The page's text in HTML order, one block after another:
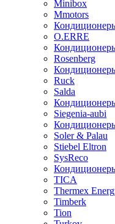
Minibox
Mmotors
O.ERRE
Rosenberg
Ruck
Salda
Siegenia-aubi
Soler & Palau
Stiebel Eltron
SysReco
TICA
Thermex
Timberk
Tion